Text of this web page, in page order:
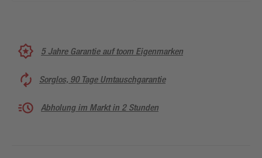
5 Jahre Garantie auf toom Eigenmarken
Sorglos, 90 Tage Umtauschgarantie
Abholung im Markt in 2 Stunden